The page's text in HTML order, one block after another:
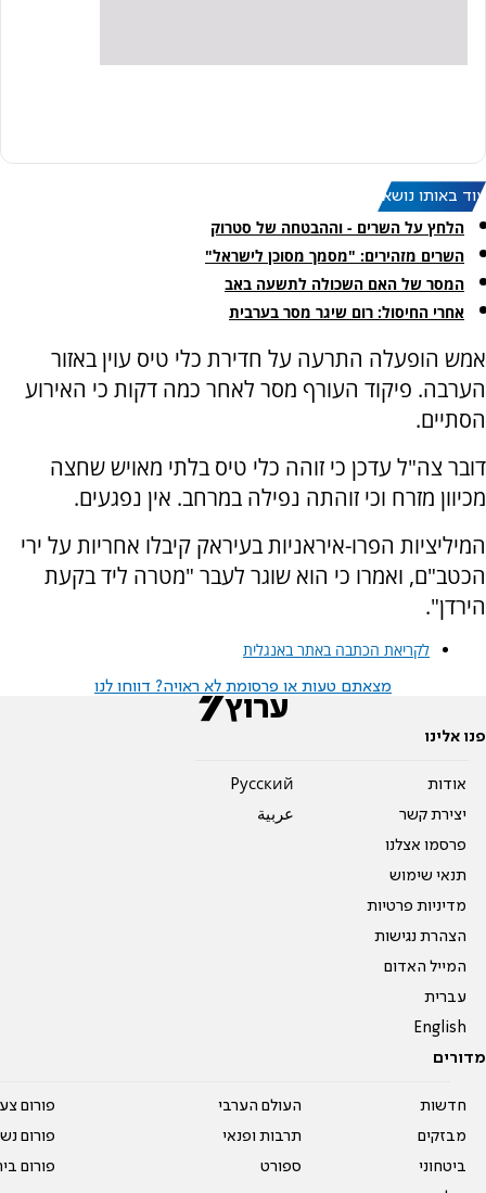
עוד באותו נושא:
הלחץ על השרים - וההבטחה של סטרוק
השרים מזהירים: "מסמך מסוכן לישראל"
המסר של האם השכולה לתשעה באב
‏אחרי החיסול: רום שיגר מסר בערבית
אמש הופעלה התרעה על חדירת כלי טיס עוין באזור
הערבה. פיקוד העורף מסר לאחר כמה דקות כי האירוע
הסתיים.
דובר צה"ל עדכן כי זוהה כלי טיס בלתי מאויש שחצה
מכיוון מזרח וכי זוהתה נפילה במרחב. אין נפגעים.
המיליציות הפרו-איראניות בעיראק קיבלו אחריות על ירי
הכטב"ם, ואמרו כי הוא שוגר לעבר "מטרה ליד בקעת
הירדן".
לקריאת הכתבה באתר באנגלית
מצאתם טעות או פרסומת לא ראויה? דווחו לנו
פנו אלינו
אודות
יצירת קשר
פרסמו אצלנו
תנאי שימוש
מדיניות פרטיות
הצהרת נגישות
המייל האדום
עברית
English
Pусский
عربية
מדורים
חדשות
מבזקים
ביטחוני
העולם הערבי
תרבות ופנאי
ספורט
פורום
פורום
פורום